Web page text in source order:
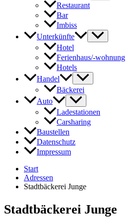
Restaurant
Bar
Imbiss
Unterkünfte
Hotel
Ferienhaus/-wohnung
Hotels
Handel
Bäckerei
Auto
Ladestationen
Carsharing
Baustellen
Datenschutz
Impressum
Start
Adressen
Stadtbäckerei Junge
Stadtbäckerei Junge